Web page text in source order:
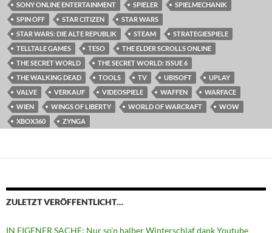
SONY ONLINE ENTERTAINMENT
SPIELER
SPIELMECHANIK
SPIN OFF
STAR CITIZEN
STAR WARS
STAR WARS: DIE ALTE REPUBLIK
STEAM
STRATEGIESPIELE
TELLTALE GAMES
TESO
THE ELDER SCROLLS ONLINE
THE SECRET WORLD
THE SECRET WORLD: ISSUE 6
THE WALKING DEAD
TOOLS TV UBISOFT
UPLAY
VALVE
VERKAUF VIDEOSPIELE WAFFEN
WARFACE
WIEN
WINGS OF LIBERTY WORLD OF WARCRAFT
WOW
XBOX360
ZYNGA
ZULETZT VERÖFFENTLICHT…
IN EIGENER SACHE: Nur so’n halber Winterschlaf dank Youtube